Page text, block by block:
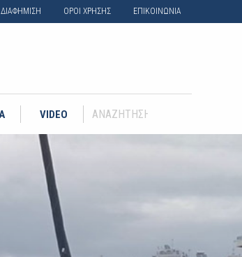
ΔΙΑΦΗΜΙΣΗ ΟΡΟΙ ΧΡΗΣΗΣ ΕΠΙΚΟΙΝΩΝΙΑ
VIDEO